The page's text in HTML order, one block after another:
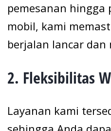
pemesanan hingga
mobil, kami
berjalan lancar dan
2. Fleksibilitas
Layanan kami